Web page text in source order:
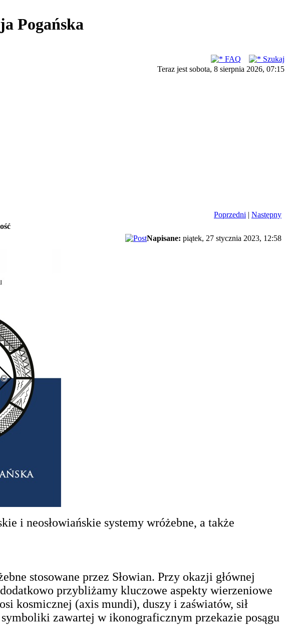
Pogańska
FAQ
Szukaj
Teraz jest sobota, 8 sierpnia 2026, 07:15
Poprzedni | Następny
Napisane: piątek, 27 stycznia 2023, 12:58
i neosłowiańskie systemy wróżebne, a także
stosowane przez Słowian. Przy okazji głównej
przybliżamy kluczowe aspekty wierzeniowe
kosmicznej (axis mundi), duszy i zaświatów, sił
zawartej w ikonograficznym przekazie posągu